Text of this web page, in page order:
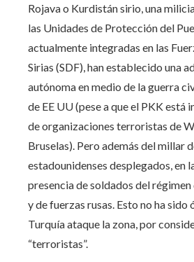
Rojava o Kurdistán sirio, una
las Unidades de Protección del
actualmente integradas en las
Sirias (SDF), han establecido una
autónoma en medio de la guerra
de EE UU (pese a que el PKK está
de organizaciones terroristas de
Bruselas). Pero además del millar
estadounidenses desplegados, en
presencia de soldados del
y de fuerzas rusas. Esto no ha sido
Turquía ataque la zona, por
“terroristas”.